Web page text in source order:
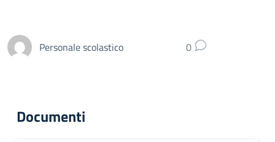
Personale scolastico 0
Documenti